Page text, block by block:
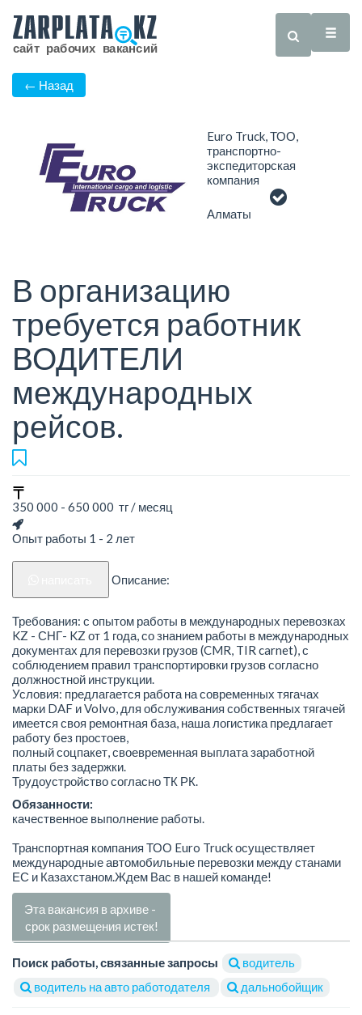
← Назад
Euro Truck, ТОО,
транспортно-
экспедиторская
компания
Алматы
В организацию
требуется работник
ВОДИТЕЛИ
международных
рейсов.
350 000 - 650 000 тг / месяц
Опыт работы 1 - 2 лет
Описание:
Требования: с опытом работы в международных перевозках
KZ - СНГ- KZ от 1 года, со знанием работы в международных
документах для перевозки грузов (CMR, TIR carnet), с
соблюдением правил транспортировки грузов согласно
должностной инструкции.
Условия: предлагается работа на современных тягачах
марки DAF и Volvo, для обслуживания собственных тягачей
имеется своя ремонтная база, наша логистика предлагает
работу без простоев,
полный соцпакет, своевременная выплата заработной
платы без задержки.
Трудоустройство согласно ТК РК.
Обязанности:
качественное выполнение работы.
Транспортная компания ТОО Euro Truck осуществляет
международные автомобильные перевозки между станами
ЕС и Казахстаном.Ждем Вас в нашей команде!
Эта вакансия в архиве -
срок размещения истек!
Поиск работы, связанные запросы
водитель
водитель на авто работодателя
дальнобойщик